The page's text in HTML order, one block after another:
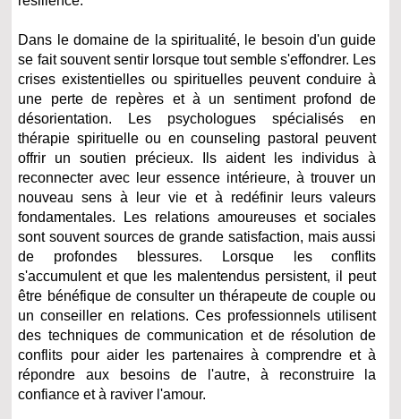
Dans le domaine de la spiritualité, le besoin d'un guide
se fait souvent sentir lorsque tout semble s'effondrer. Les
crises existentielles ou spirituelles peuvent conduire à
une perte de repères et à un sentiment profond de
désorientation. Les psychologues spécialisés en
thérapie spirituelle ou en counseling pastoral peuvent
offrir un soutien précieux. Ils aident les individus à
reconnecter avec leur essence intérieure, à trouver un
nouveau sens à leur vie et à redéfinir leurs valeurs
fondamentales. Les relations amoureuses et sociales
sont souvent sources de grande satisfaction, mais aussi
de profondes blessures. Lorsque les conflits
s'accumulent et que les malentendus persistent, il peut
être bénéfique de consulter un thérapeute de couple ou
un conseiller en relations. Ces professionnels utilisent
des techniques de communication et de résolution de
conflits pour aider les partenaires à comprendre et à
répondre aux besoins de l'autre, à reconstruire la
confiance et à raviver l'amour.